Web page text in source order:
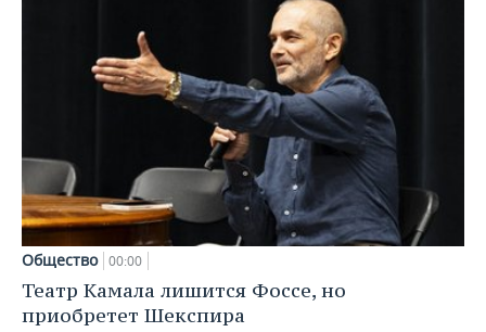
Общество 00:00
Театр Камала лишится Фоссе, но
приобретет Шекспира